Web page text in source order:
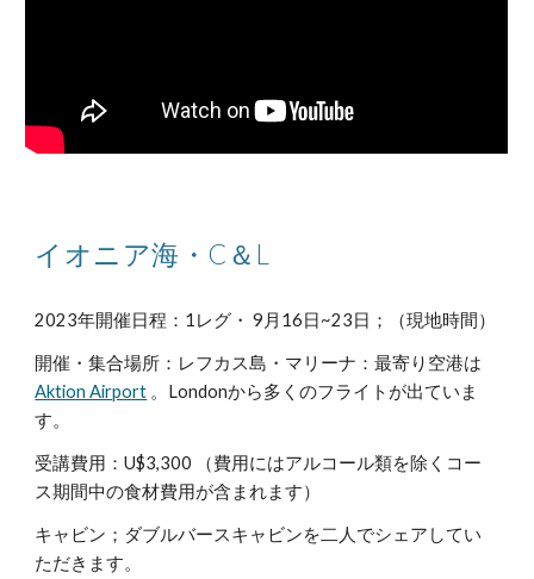
イオニア海・C＆L
2023年開催日程： 1レグ・ 9月16日~23日； （現地時間）
開催・集合場所： レフカス島 ・マリーナ：最寄り空港は
Aktion Airport 。Londonから多くのフライトが出ていま
す。
受講費用：U$3,300 （費用にはアルコール類を除くコー
ス期間中の食材費用が含まれます）
キャビン；ダブルバースキャビンを二人でシェアしてい
ただきます。